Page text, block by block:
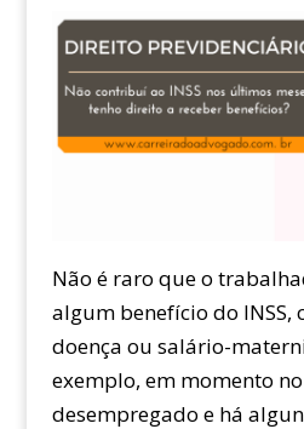
Não é raro que o
algum benefício do INSS,
doença ou salário-
exemplo, em momento
desempregado e há